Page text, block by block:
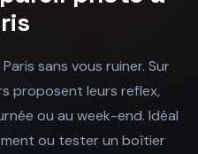
sans vous ruiner. Sur
proposent leurs reflex,
ou au week-end. Idéal
ou tester un boîtier